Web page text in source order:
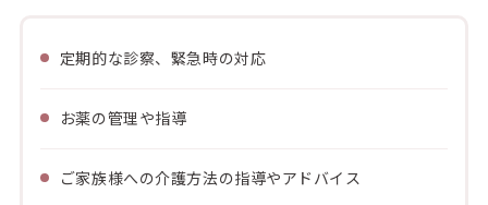
定期的な診察、緊急時の対応
お薬の管理や指導
ご家族様への介護方法の指導やアドバイス